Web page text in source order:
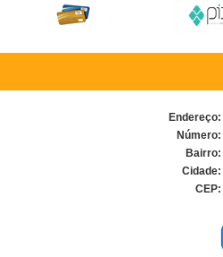
Endereço:
Número:
Bairro:
Cidade:
CEP: